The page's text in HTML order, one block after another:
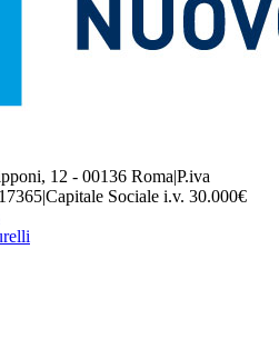
12 - 00136 Roma|P.iva
|Capitale Sociale i.v. 30.000€